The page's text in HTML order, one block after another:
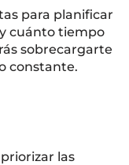
para planificar
cuánto tiempo
sobrecargarte
constante.
las